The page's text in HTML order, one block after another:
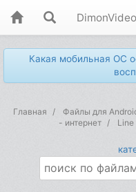
Какая мобильная ОС
Главная Файлы для
- интернет